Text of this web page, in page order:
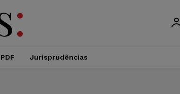
Jurisprudências